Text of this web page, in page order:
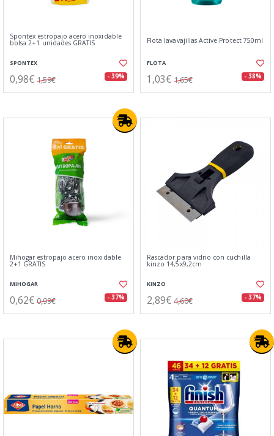
Spontex estropajo acero inoxidable
bolsa 2+1 unidades GRATIS
SPONTEX
0,98€ 1,59€ - 39%
Flota lavavajillas Active Protect 750ml
FLOTA
1,03€ 1,65€ - 38%
Mihogar estropajo acero inoxidable
2+1 GRATIS
MIHOGAR
0,62€ 0,99€ - 37%
Rascador para vidrio con cuchilla
kinzo 14,5x9,2cm
KINZO
2,89€ 4,60€ - 37%